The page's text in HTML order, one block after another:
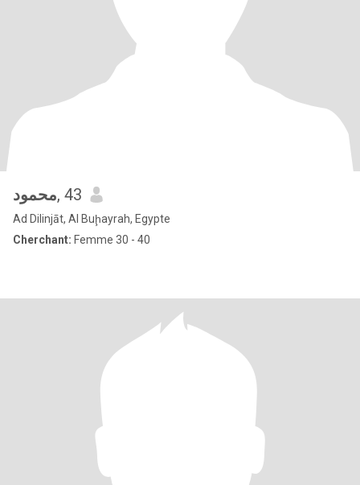
محمود, 43
Ad Dilinjāt, Al Buḩayrah, Egypte
Cherchant: Femme 30 - 40